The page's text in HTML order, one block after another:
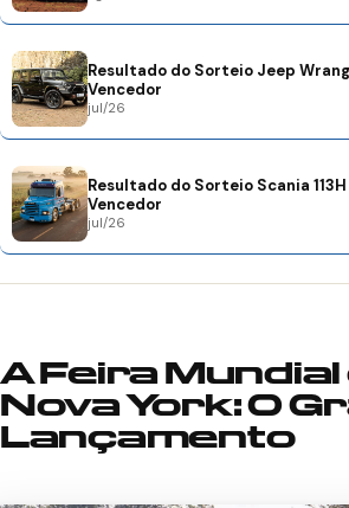
Resultado do Sorteio Jeep
Vencedor
jul/26
Resultado do Sorteio Scania
Vencedor
jul/26
A Feira Mundial
Nova York: O
Lançamento